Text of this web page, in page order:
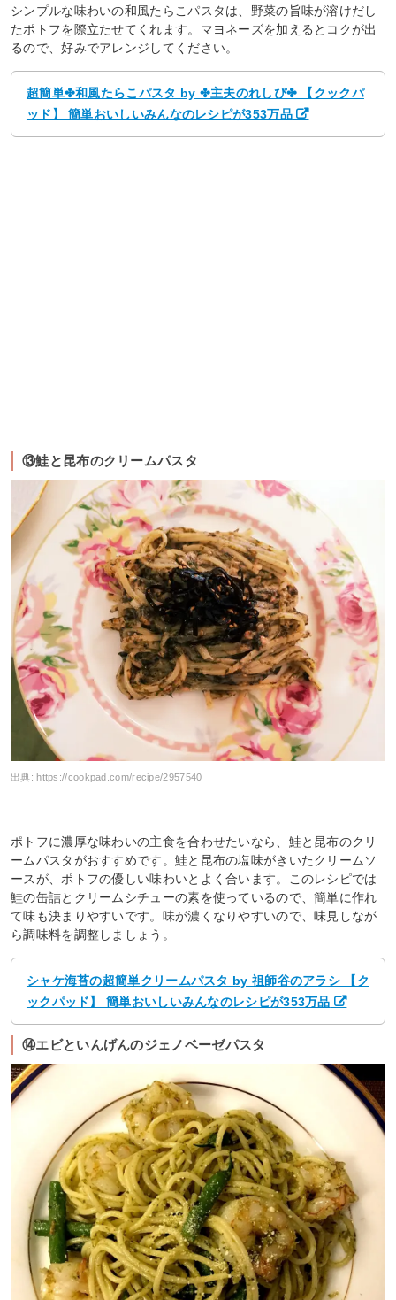
シンプルな味わいの和風たらこパスタは、野菜の旨味が溶けだし
たポトフを際立たせてくれます。マヨネーズを加えるとコクが出
るので、好みでアレンジしてください。
超簡単✤和風たらこパスタ by ✤主夫のれしぴ✤ 【クックパ
ッド】 簡単おいしいみんなのレシピが353万品
⑬鮭と昆布のクリームパスタ
出典:https://cookpad.com/recipe/2957540
ポトフに濃厚な味わいの主食を合わせたいなら、鮭と昆布のクリ
ームパスタがおすすめです。鮭と昆布の塩味がきいたクリームソ
ースが、ポトフの優しい味わいとよく合います。このレシピでは
鮭の缶詰とクリームシチューの素を使っているので、簡単に作れ
て味も決まりやすいです。味が濃くなりやすいので、味見しなが
ら調味料を調整しましょう。
シャケ海苔の超簡単クリームパスタ by 祖師谷のアラシ 【ク
ックパッド】 簡単おいしいみんなのレシピが353万品
⑭エビといんげんのジェノベーゼパスタ